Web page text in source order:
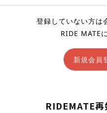
登録していない方は
RIDE MATE
新規会員
RIDEMATE再